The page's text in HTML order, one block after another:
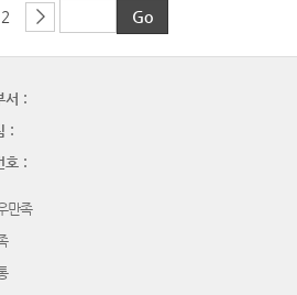
서 :
:
호 :
만족